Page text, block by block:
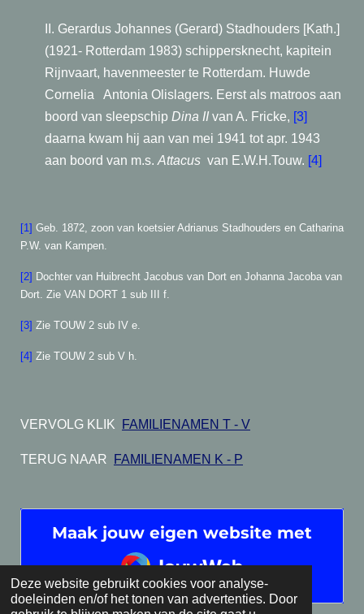
Deze website gebruikt cookies voor analyse-
doeleinden en/of het tonen van advertenties. Door
II. Gerardus Johannes (Gerard) Stadhouders [Kath.]
(1921- Rotterdam 1983) schippersknecht, kapitein
Rijnvaart, havenmeester te Rotterdam. Huwde
Cornelia
Antonia Olislagers. Eerst als matroos aan
boord van sleepschip Dina II van A. Fricke, [3]
daarna kwam hij aan van mei 1941 tot apr. 1943
aan boord van m.s. Attacus van E.W.H.Touw. [4]
[1] Geb. 1872, zoon van koetsier Adrianus Stadhouders en Catharina
P.W. van Kampen.
[2] Dochter van Huibrecht Jacobus van Dort en Johanna Jacoba van
Dort. Zie VAN DORT 1 sub III f.
[3] Zie TOUW 2 sub IV e.
[4] Zie TOUW 2 sub V h.
VERVOLG KLIK FAMILIENAMEN T - V
TERUG NAAR FAMILIENAMEN K - P
Maak jouw eigen website met
JouwWeb